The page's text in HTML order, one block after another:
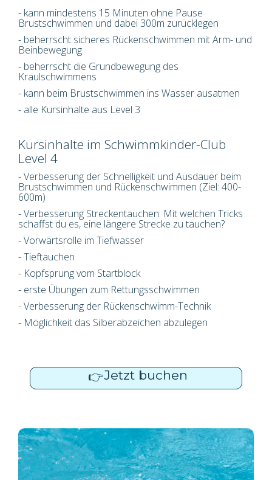
- kann mindestens 15 Minuten ohne Pause
Brustschwimmen und dabei 300m zurücklegen
- beherrscht sicheres Rückenschwimmen mit Arm- und
Beinbewegung
- beherrscht die Grundbewegung des
Kraulschwimmens
- kann beim Brustschwimmen ins Wasser ausatmen
- alle Kursinhalte aus Level 3
Kursinhalte im Schwimmkinder-Club
Level 4
- Verbesserung der Schnelligkeit und Ausdauer beim
Brustschwimmen und Rückenschwimmen (Ziel: 400-
600m)
- Verbesserung Streckentauchen: Mit welchen Tricks
schaffst du es, eine längere Strecke zu tauchen?
- Vorwärtsrolle im Tiefwasser
- Tieftauchen
- Kopfsprung vom Startblock
- erste Übungen zum Rettungsschwimmen
- Verbesserung der Rückenschwimm-Technik
- Möglichkeit das Silberabzeichen abzulegen
👉Jetzt buchen